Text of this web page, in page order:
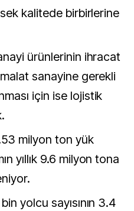
kalitede birbirlerine
ürünlerinin ihracat
sanayine gerekli
için ise lojistik
milyon ton yük
yıllık 9.6 milyon tona
yolcu sayısının 3.4